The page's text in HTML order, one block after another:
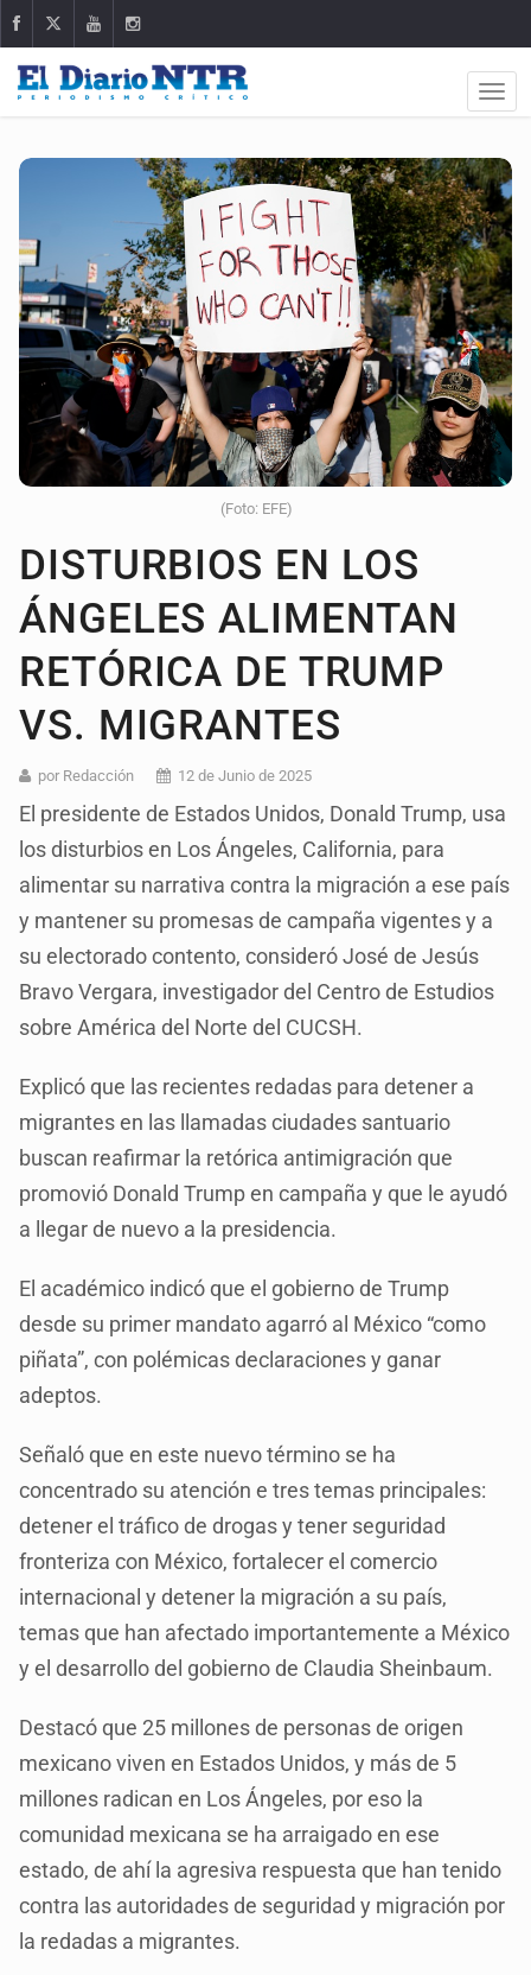
(Foto: EFE)
DISTURBIOS EN LOS
ÁNGELES ALIMENTAN
RETÓRICA DE TRUMP
VS. MIGRANTES
por Redacción 12 de Junio de 2025
El presidente de Estados Unidos, Donald Trump, usa
los disturbios en Los Ángeles, California, para
alimentar su narrativa contra la migración a ese país
y mantener su promesas de campaña vigentes y a
su electorado contento, consideró José de Jesús
Bravo Vergara, investigador del Centro de Estudios
sobre América del Norte del CUCSH.
Explicó que las recientes redadas para detener a
migrantes en las llamadas ciudades santuario
buscan reafirmar la retórica antimigración que
promovió Donald Trump en campaña y que le ayudó
a llegar de nuevo a la presidencia.
El académico indicó que el gobierno de Trump
desde su primer mandato agarró al México “como
piñata”, con polémicas declaraciones y ganar
adeptos.
Señaló que en este nuevo término se ha
concentrado su atención e tres temas principales:
detener el tráfico de drogas y tener seguridad
fronteriza con México, fortalecer el comercio
internacional y detener la migración a su país,
temas que han afectado importantemente a México
y el desarrollo del gobierno de Claudia Sheinbaum.
Destacó que 25 millones de personas de origen
mexicano viven en Estados Unidos, y más de 5
millones radican en Los Ángeles, por eso la
comunidad mexicana se ha arraigado en ese
estado, de ahí la agresiva respuesta que han tenido
contra las autoridades de seguridad y migración por
la redadas a migrantes.